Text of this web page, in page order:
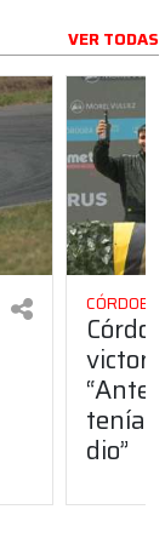
VER TODAS
dio”